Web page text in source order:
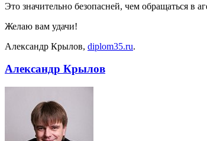
Это значительно безопасней, чем обращаться в
Желаю вам удачи!
Александр Крылов, diplom35.ru.
Александр Крылов